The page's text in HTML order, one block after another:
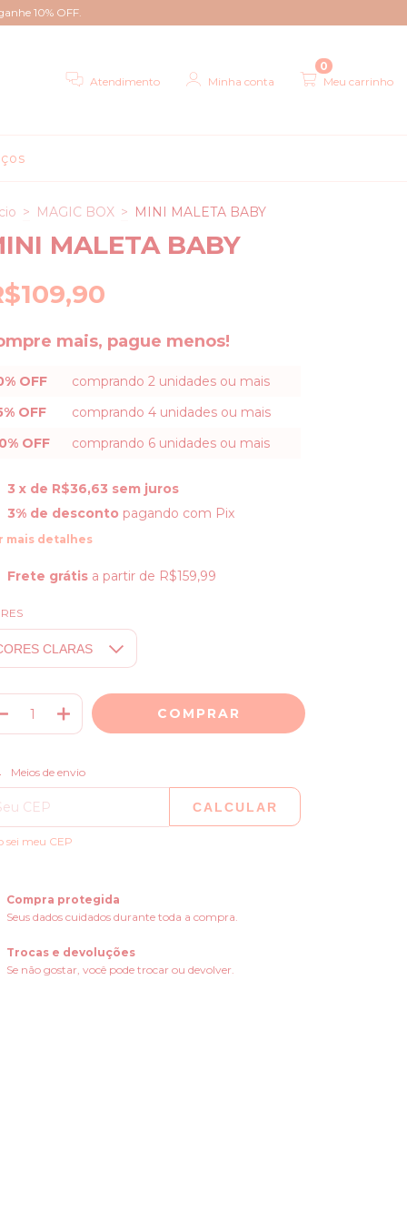
10% OFF.
Atendimento Minha conta Meu carrinho
0
> MAGIC BOX > MINI MALETA BABY
MALETA BABY
mais, pague menos!
OFF
comprando 2 unidades ou mais
OFF
comprando 4 unidades ou mais
OFF
comprando 6 unidades ou mais
3 x de R$36,63 sem juros
3% de desconto pagando com Pix
mais detalhes
Frete grátis a partir de R$159,99
para o CEP:
Meios de envio
CALCULAR
sei meu CEP
Compra protegida
Seus dados cuidados durante toda a compra.
Trocas e devoluções
Se não gostar, você pode trocar ou devolver.